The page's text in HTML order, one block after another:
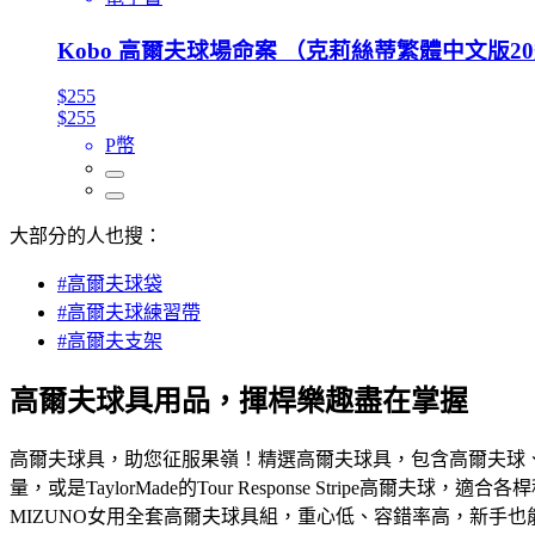
Kobo 高爾夫球場命案 （克莉絲蒂繁體中文版
$255
$255
P幣
大部分的人也搜：
#高爾夫球袋
#高爾夫球練習帶
#高爾夫支架
高爾夫球具用品，揮桿樂趣盡在掌握
高爾夫球具，助您征服果嶺！精選高爾夫球具，包含高爾夫
量，或是TaylorMade的Tour Response Stripe高爾夫球，適合
MIZUNO女用全套高爾夫球具組，重心低、容錯率高，新手